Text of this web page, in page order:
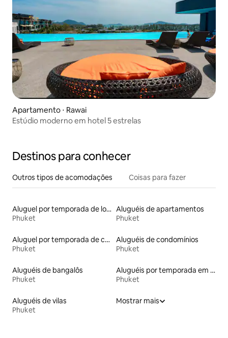
Apartamento ⋅ Rawai
Estúdio moderno em hotel 5 estrelas
Destinos para conhecer
Outros tipos de acomodações Coisas para fazer
Aluguel por temporada de lofts
Phuket
Aluguéis de apartamentos
Phuket
Aluguel por temporada de casas de hóspedes
Phuket
Aluguéis de condomínios
Phuket
Aluguéis de bangalôs
Phuket
Aluguéis por temporada em resorts
Phuket
Aluguéis de vilas
Phuket
Mostrar mais